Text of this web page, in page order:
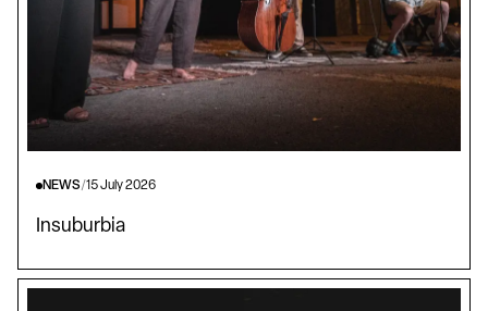
NEWS/15 July 2026
Insuburbia